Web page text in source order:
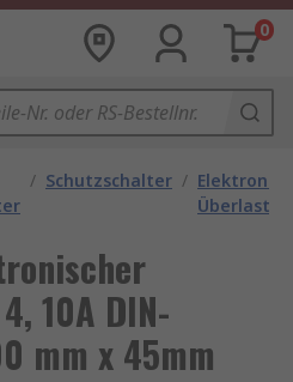
0
/ Schutzschalter /
10A DIN-
mm x 45mm